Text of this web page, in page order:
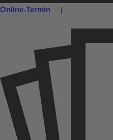
Online-Termin |